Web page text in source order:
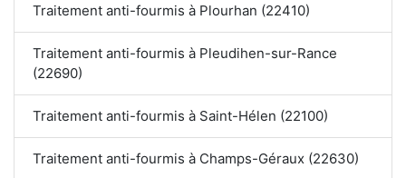
Traitement anti-fourmis à Plourhan (22410)
Traitement anti-fourmis à Pleudihen-sur-Rance
(22690)
Traitement anti-fourmis à Saint-Hélen (22100)
Traitement anti-fourmis à Champs-Géraux (22630)